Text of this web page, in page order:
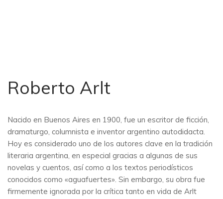
Roberto Arlt
Nacido en Buenos Aires en 1900, fue un escritor de ficción,
dramaturgo, columnista e inventor argentino autodidacta.
Hoy es considerado uno de los autores clave en la tradición
literaria argentina, en especial gracias a algunas de sus
novelas y cuentos, así como a los textos periodísticos
conocidos como «aguafuertes». Sin embargo, su obra fue
firmemente ignorada por la crítica tanto en vida de Arlt